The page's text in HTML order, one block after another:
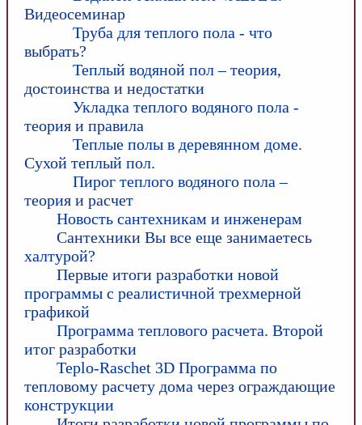
Видеосеминар
Труба для теплого пола - что
выбрать?
Теплый водяной пол – теория,
достоинства и недостатки
Укладка теплого водяного пола -
теория и правила
Теплые полы в деревянном доме.
Сухой теплый пол.
Пирог теплого водяного пола –
теория и расчет
Новость сантехникам и инженерам
Сантехники Вы все еще занимаетесь
халтурой?
Первые итоги разработки новой
программы с реалистичной трехмерной
графикой
Программа теплового расчета. Второй
итог разработки
Teplo-Raschet 3D Программа по
тепловому расчету дома через ограждающие
конструкции